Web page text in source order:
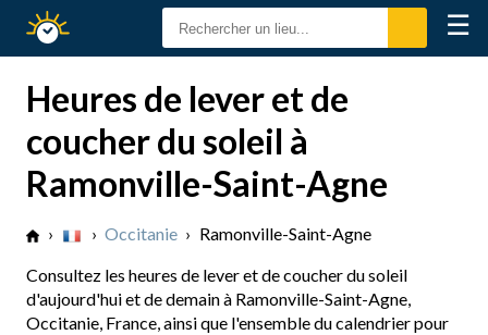
Calendrier
Solaire
☰
Heures de lever et de
coucher du soleil à
Ramonville-Saint-Agne
› › Occitanie › Ramonville-Saint-Agne
Consultez les heures de lever et de coucher du soleil
d'aujourd'hui et de demain à Ramonville-Saint-Agne,
Occitanie, France, ainsi que l'ensemble du calendrier pour